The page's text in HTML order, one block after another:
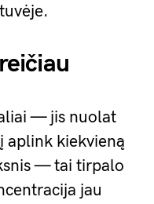
— jis nuolat
aplink kiekvieną
— tai tirpalo
jau